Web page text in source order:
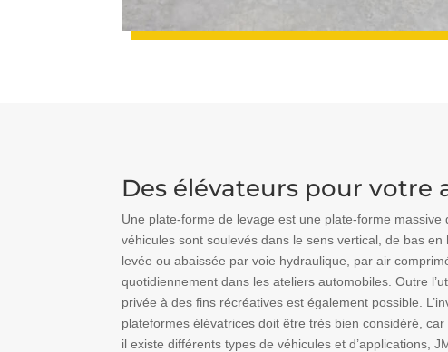
Des élévateurs pour votre
Une plate-forme de levage est une plate-forme
véhicules sont soulevés dans le sens vertical, de bas
levée ou abaissée par voie hydraulique, par air
quotidiennement dans les ateliers automobiles. Outre
privée à des fins récréatives est également possible.
plateformes élévatrices doit être très bien considéré, car
il existe différents types de véhicules et d’applications,